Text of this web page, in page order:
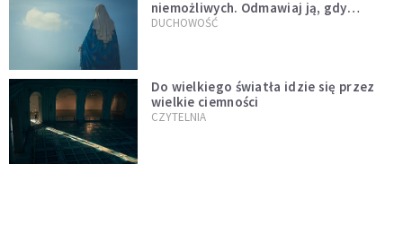
niemożliwych. Odmawiaj ją, gdy
wszystko idzie źle
DUCHOWOŚĆ
Do wielkiego światła idzie się przez
wielkie ciemności
CZYTELNIA